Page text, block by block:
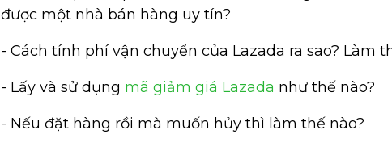
được một nhà bán hàng uy tín?
- Cách tính phí vận chuyển của Lazada ra sao? Làm
- Lấy và sử dụng mã giảm giá Lazada như thế nào?
- Nếu đặt hàng rồi mà muốn hủy thì làm thế nào?